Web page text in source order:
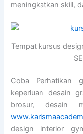
meningkatkan skill,
Tempat kursus
Coba Perhatikan
keperluan desain
brosur, desain
design interior